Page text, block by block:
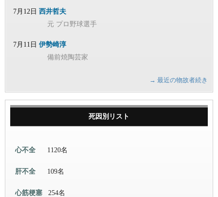
7月12日 西井哲夫
元 プロ野球選手
7月11日 伊勢崎淳
備前焼陶芸家
→ 最近の物故者続き
死因別リスト
心不全 1120名
肝不全 109名
心筋梗塞 254名